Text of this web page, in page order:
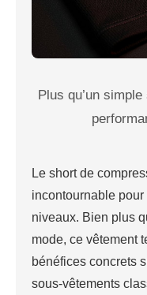
Plus qu’un
Le short de
incontournable
niveaux. Bien plus
mode, ce vêtement
bénéfices concrets
sous-vêtements